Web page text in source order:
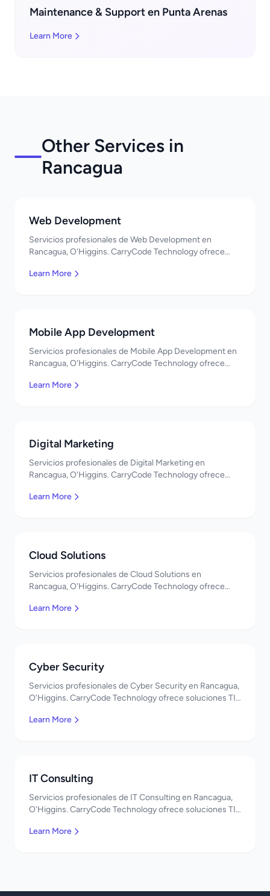
Maintenance & Support en Punta Arenas
Learn More
Other Services in
Rancagua
Web Development
Servicios profesionales de Web Development en
Rancagua, O'Higgins. CarryCode Technology ofrece
Learn More
Mobile App Development
Servicios profesionales de Mobile App Development en
Rancagua, O'Higgins. CarryCode Technology ofrece
Learn More
Digital Marketing
Servicios profesionales de Digital Marketing en
Rancagua, O'Higgins. CarryCode Technology ofrece
Learn More
Cloud Solutions
Servicios profesionales de Cloud Solutions en
Rancagua, O'Higgins. CarryCode Technology ofrece
Learn More
Cyber Security
Servicios profesionales de Cyber Security en Rancagua,
O'Higgins. CarryCode Technology ofrece soluciones TI
Learn More
IT Consulting
Servicios profesionales de IT Consulting en Rancagua,
O'Higgins. CarryCode Technology ofrece soluciones TI
Learn More